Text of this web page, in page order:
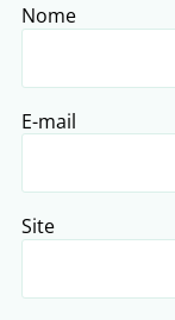
Nome
E-mail
Site